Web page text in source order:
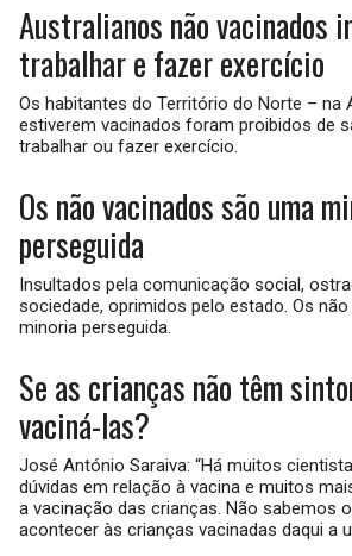
Australianos não vacinados
trabalhar e fazer exercício
Os habitantes do Território do Norte – na
estiverem vacinados foram proibidos de
trabalhar ou fazer exercício.
Os não vacinados são uma
perseguida
Insultados pela comunicação social,
sociedade, oprimidos pelo estado. Os
minoria perseguida.
Se as crianças não têm
vaciná-las?
José António Saraiva: “Há muitos
dúvidas em relação à vacina e muitos
a vacinação das crianças. Não sabemos
acontecer às crianças vacinadas daqui a